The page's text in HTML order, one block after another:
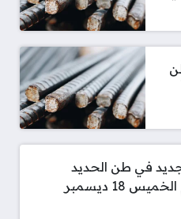
جديد في طن الحديد
بالسوق المصرية يوم الخميس 18 ديسمبر